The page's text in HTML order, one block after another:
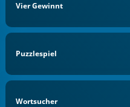
Vier Gewinnt
Puzzlespiel
Wortsucher